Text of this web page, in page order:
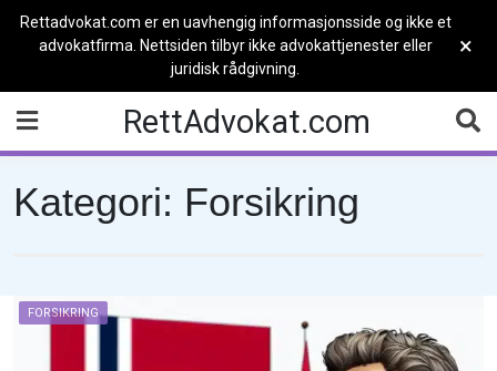
Rettadvokat.com er en uavhengig informasjonsside og ikke et
advokatfirma. Nettsiden tilbyr ikke advokattjenester eller
juridisk rådgivning.
×
content
RettAdvokat.com
Kategori: Forsikring
FORSIKRING